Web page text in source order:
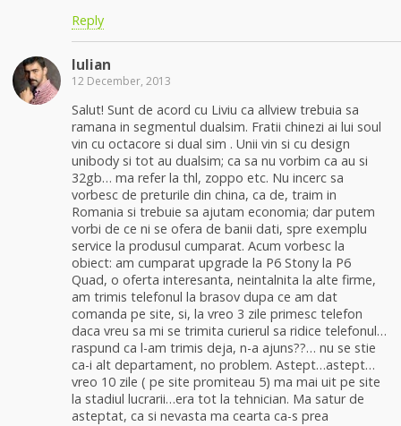
Reply
Iulian
12 December, 2013
Salut! Sunt de acord cu Liviu ca allview trebuia sa
ramana in segmentul dualsim. Fratii chinezi ai lui soul
vin cu octacore si dual sim . Unii vin si cu design
unibody si tot au dualsim; ca sa nu vorbim ca au si
32gb… ma refer la thl, zoppo etc. Nu incerc sa
vorbesc de preturile din china, ca de, traim in
Romania si trebuie sa ajutam economia; dar putem
vorbi de ce ni se ofera de banii dati, spre exemplu
service la produsul cumparat. Acum vorbesc la
obiect: am cumparat upgrade la P6 Stony la P6
Quad, o oferta interesanta, neintalnita la alte firme,
am trimis telefonul la brasov dupa ce am dat
comanda pe site, si, la vreo 3 zile primesc telefon
daca vreu sa mi se trimita curierul sa ridice telefonul…
raspund ca l-am trimis deja, n-a ajuns??… nu se stie
ca-i alt departament, no problem. Astept…astept…
vreo 10 zile ( pe site promiteau 5) ma mai uit pe site
la stadiul lucrarii…era tot la tehnician. Ma satur de
asteptat, ca si nevasta ma cearta ca-s prea